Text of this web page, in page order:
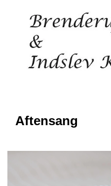
Aftensang